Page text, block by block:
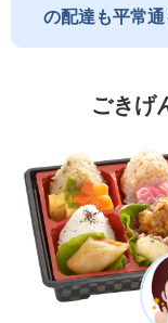
の配達も平常
ごきげ